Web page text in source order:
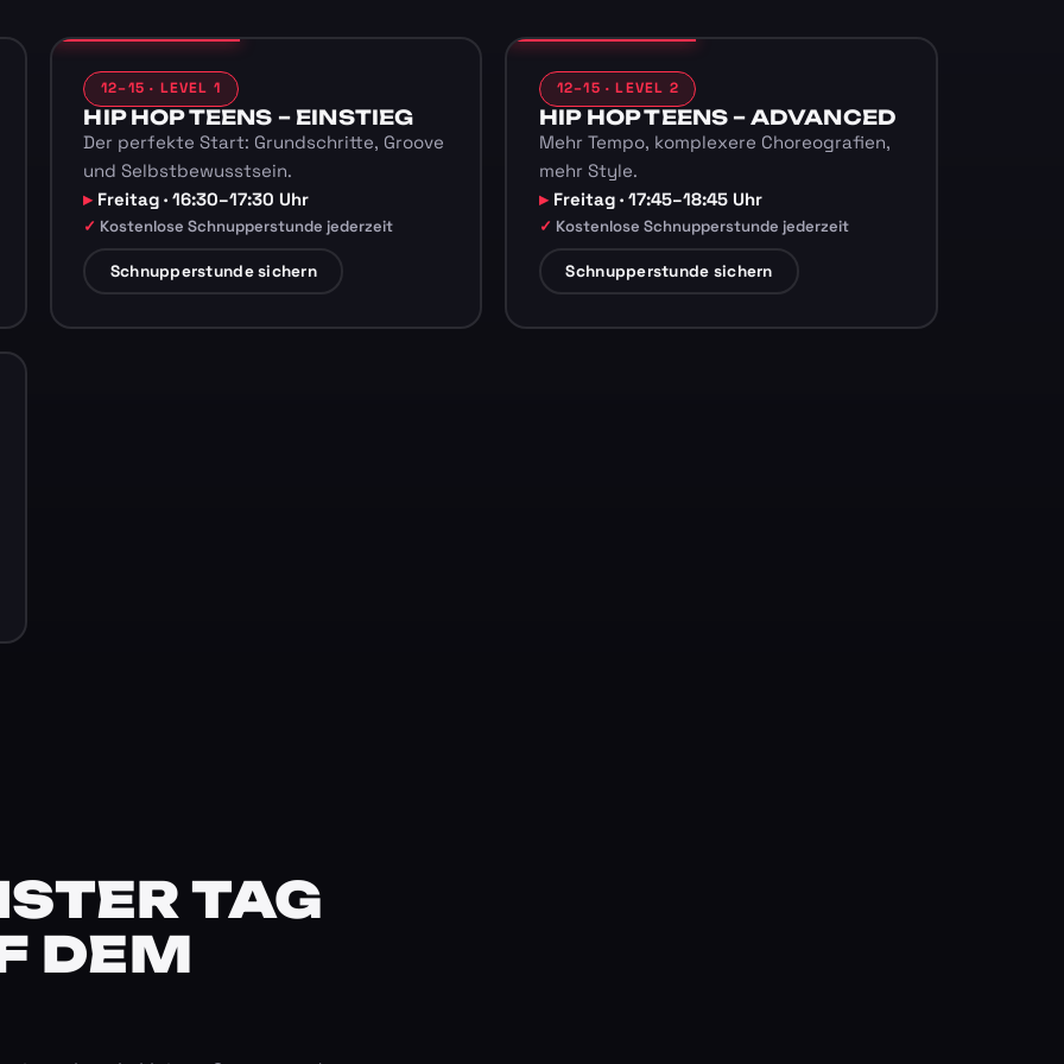
12–15 · LEVEL 1
HIP HOP TEENS – EINSTIEG
Der perfekte Start: Grundschritte, Groove
und Selbstbewusstsein.
Freitag · 16:30–17:30 Uhr
Kostenlose Schnupperstunde jederzeit
Schnupperstunde sichern
12–15 · LEVEL 2
HIP HOP TEENS – ADVANCED
Mehr Tempo, komplexere Choreografien,
mehr Style.
Freitag · 17:45–18:45 Uhr
Kostenlose Schnupperstunde jederzeit
Schnupperstunde sichern
TAG
DEM